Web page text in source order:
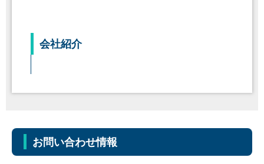
会社紹介
お問い合わせ情報